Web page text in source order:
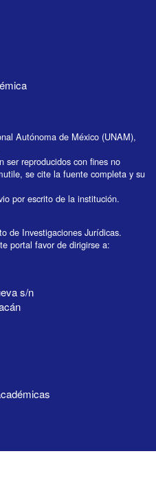
Autónoma de México (UNAM),
ser reproducidos con fines no
se cite la fuente completa y su
por escrito de la institución.
de Investigaciones Jurídicas.
portal favor de dirigirse a:
s/n